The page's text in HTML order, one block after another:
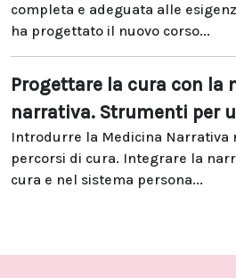
completa e adeguata alle
ha progettato il nuovo corso...
Progettare la cura con la
narrativa. Strumenti per
Introdurre la Medicina Narrativa
percorsi di cura. Integrare la
cura e nel sistema persona...